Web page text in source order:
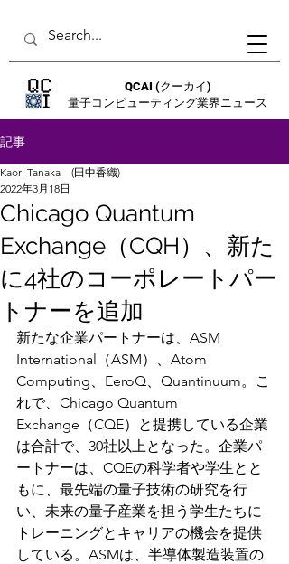
QCAI (クーカイ)
量子コンピューティング業界ニュース
記事
Chicago Quantum
Exchange（CQH）、新た
に4社のコーポレートパー
トナーを追加
Kaori Tanaka (田中香織)
2022年3月18日
新たな企業パートナーは、ASM
International（ASM）、Atom
Computing、EeroQ、Quantinuum。こ
れで、Chicago Quantum
Exchange（CQE）と提携している企業
は合計で、30社以上となった。企業パ
ートナーは、CQEの科学者や学生とと
もに、最先端の量子技術の研究を行
い、未来の量子産業を担う学生たちに
トレーニングとキャリアの機会を提供
している。ASMは、半導体製造装置の